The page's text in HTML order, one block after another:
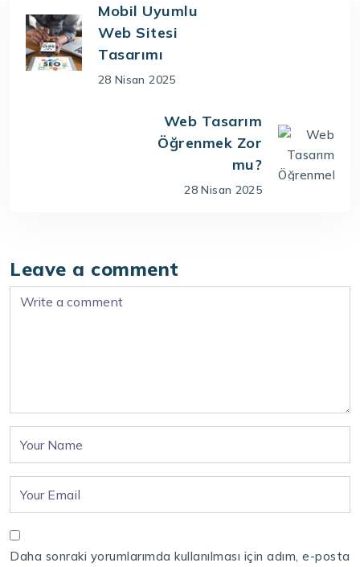
Mobil Uyumlu
Web Sitesi
Tasarımı
28 Nisan 2025
Web Tasarım
Öğrenmek Zor
mu?
28 Nisan 2025
Leave a comment
Daha sonraki yorumlarımda kullanılması için adım, e-posta